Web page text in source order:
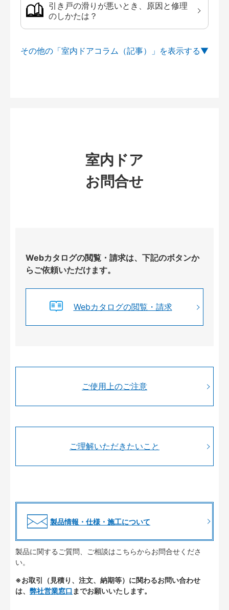
引き戸の滑りが悪いとき、原因と修理
のしかたは？
その他の「室内ドアコラム（記事）」を
室内ドア
お問合せ
Webカタログの閲覧・請求は、下記のボタンか
らご依頼いただけます。
Webカタログの閲覧・請求
ご使用上のご注意
ご理解いただきたいこと
製品情報・仕様・施工について
製品に関するご質問、ご相談はこちらからお問合せくださ
い。
※お取引（見積り、注文、納期等）に関わるお問い合わせ
は、 弊社営業窓口 までお願いいたします。